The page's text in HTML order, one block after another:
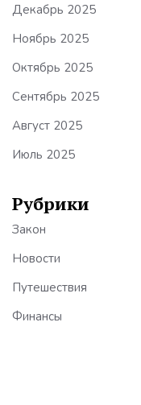
Декабрь 2025
Ноябрь 2025
Октябрь 2025
Сентябрь 2025
Август 2025
Июль 2025
Рубрики
Закон
Новости
Путешествия
Финансы